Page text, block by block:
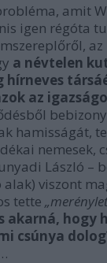
amit
igen régóta
az
a névtelen
hírneves
az
hamisságát,
nemesek,
László –
viszont
tette
akarná, hogy
csúnya